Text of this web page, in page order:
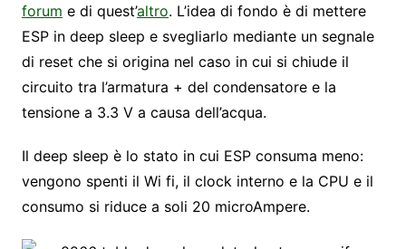
forum e di quest’altro. L’idea di fondo è di mettere
ESP in deep sleep e svegliarlo mediante un segnale
di reset che si origina nel caso in cui si chiude il
circuito tra l’armatura + del condensatore e la
tensione a 3.3 V a causa dell’acqua.
Il deep sleep è lo stato in cui ESP consuma meno:
vengono spenti il Wi fi, il clock interno e la CPU e il
consumo si riduce a soli 20 microAmpere.